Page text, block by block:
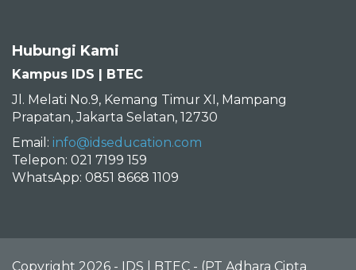
Hubungi Kami
Kampus IDS | BTEC
Jl. Melati No.9, Kemang Timur XI, Mampang
Prapatan, Jakarta Selatan, 12730
Email: info@idseducation.com
Telepon: 021 7199 159
WhatsApp: 0851 8668 1109
Copyright 2026 - IDS | BTEC - (PT Adhara Cipta